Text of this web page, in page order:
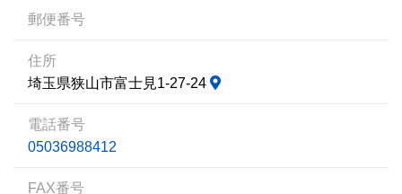
郵便番号
住所
埼玉県狭山市富士見1-27-24
電話番号
05036988412
FAX番号